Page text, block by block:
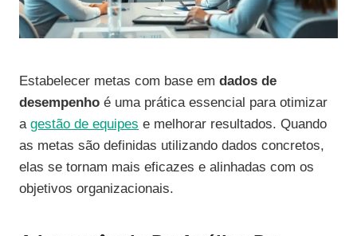
Estabelecer metas com base em dados de
desempenho é uma prática essencial para otimizar
a gestão de equipes e melhorar resultados. Quando
as metas são definidas utilizando dados concretos,
elas se tornam mais eficazes e alinhadas com os
objetivos organizacionais.